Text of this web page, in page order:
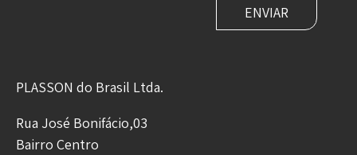
PLASSON do Brasil Ltda.
Rua José Bonifácio,03
Bairro Centro